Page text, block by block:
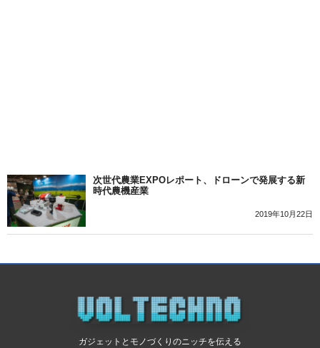
次世代農業EXPOレポート、ドローンで発展する新
時代農機産業
2019年10月22日
ガジェットとモノづくりのニッチを伝える